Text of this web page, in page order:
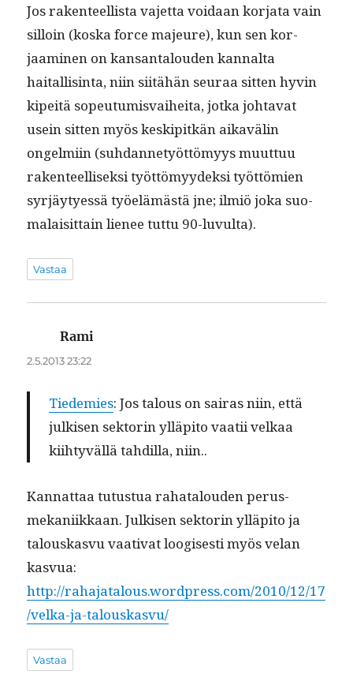
Jos rak­en­teel­lista vajet­ta voidaan kor­ja­ta vain
sil­loin (kos­ka force majeure), kun sen kor­
jaami­nen on kansan­talouden kannal­ta
haitallis­in­ta, niin siitähän seu­raa sit­ten hyvin
kipeitä sopeu­tu­mis­vai­hei­ta, jot­ka johta­vat
usein sit­ten myös keskip­itkän aikavälin
ongelmi­in (suh­dan­netyöt­tömyys muut­tuu
rak­en­teel­lisek­si työt­tömyy­dek­si työt­tömien
syr­jäy­tyessä työelämästä jne; ilmiö joka suo­
ma­laisit­tain lie­nee tut­tu 90-luvulta).
Vastaa
Rami
2.5.2013 23:22
Tiedemies: Jos talous on sairas niin, että
julkisen sek­torin ylläpi­to vaatii velkaa
kiihtyväl­lä tahdil­la, niin..
Kan­nat­taa tutus­tua rahat­alouden perus­
mekani­ikkaan. Julkisen sek­torin ylläpi­to ja
talouskasvu vaa­ti­vat loogis­es­ti myös velan
kasvua:
http://rahajatalous.wordpress.com/2010/12/17
/velka-ja-talouskasvu/
Vastaa